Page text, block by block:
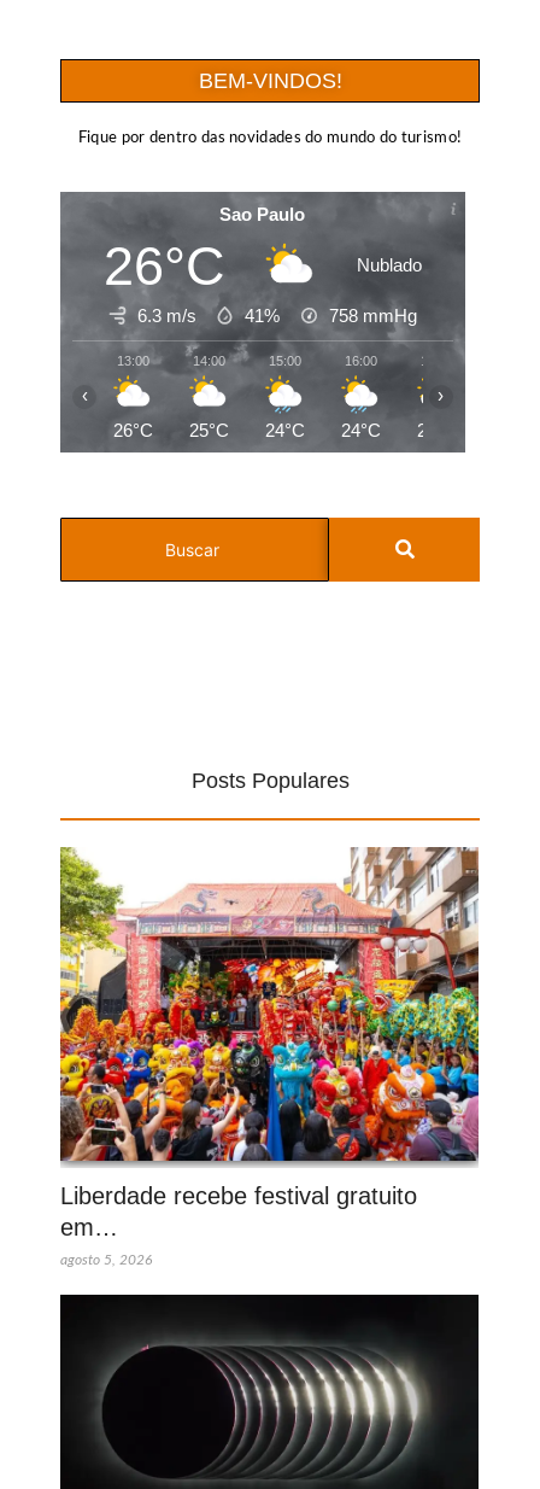
BEM-VINDOS!
Fique por dentro das novidades do mundo do turismo!
Sao Paulo
26°C Nublado
6.3 m/s 41% 758 mmHg
13:00
26°C
14:00
25°C
15:00
24°C
16:00
24°C
17:00
24°C
‹ ›
Posts Populares
Liberdade recebe festival gratuito
em…
agosto 5, 2026